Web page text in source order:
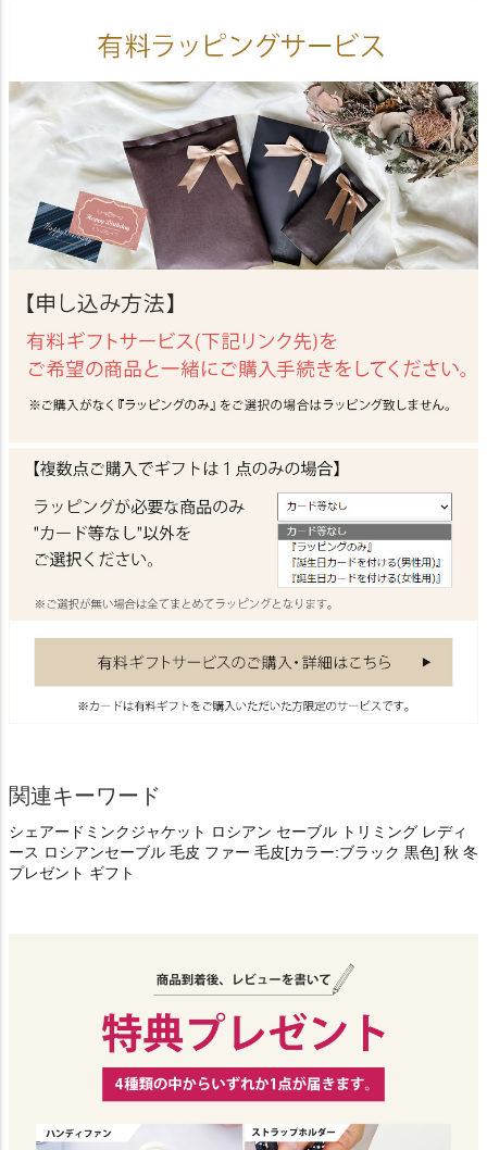
関連キーワード
シェアードミンクジャケット ロシアン セーブル トリミング レディ
ース ロシアンセーブル 毛皮 ファー 毛皮[カラー:ブラック 黒色] 秋 冬
プレゼント ギフト